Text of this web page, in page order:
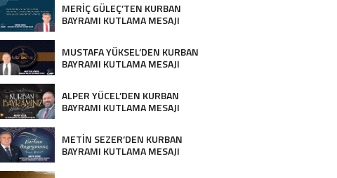
MERİÇ GÜLEÇ’TEN KURBAN
BAYRAMI KUTLAMA MESAJI
MUSTAFA YÜKSEL’DEN KURBAN
BAYRAMI KUTLAMA MESAJI
ALPER YÜCEL’DEN KURBAN
BAYRAMI KUTLAMA MESAJI
METİN SEZER’DEN KURBAN
BAYRAMI KUTLAMA MESAJI